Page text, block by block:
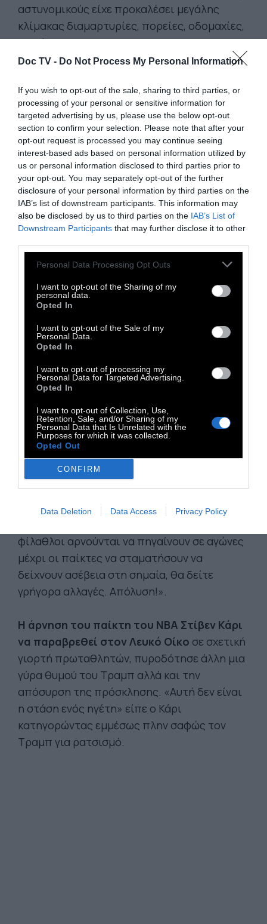
Doc TV - Do Not Process My Personal Information
If you wish to opt-out of the sale, sharing to third parties, or
processing of your personal or sensitive information for
targeted advertising by us, please use the below opt-out
section to confirm your selection. Please note that after your
opt-out request is processed you may continue seeing
interest-based ads based on personal information utilized by
us or personal information disclosed to third parties prior to
your opt-out. You may separately opt-out of the further
disclosure of your personal information by third parties on the
IAB’s list of downstream participants. This information may
also be disclosed by us to third parties on the IAB’s List of
Downstream Participants that may further disclose it to other
Personal Data Processing Opt Outs
I want to opt-out of the Sharing of my
personal data.
Opted In
I want to opt-out of the Sale of my
Personal Data.
Opted In
I want to opt-out of processing my
Personal Data for Targeted Advertising.
Opted In
I want to opt-out of Collection, Use,
Retention, Sale, and/or Sharing of my
Personal Data that Is Unrelated with the
Purposes for which it was collected.
Opted Out
CONFIRM
Data Deletion Data Access Privacy Policy
αστυνομικούς είχε προκαλέσει μεγάλης
κλίμακας διαμαρτυρίες, πορείες, οδομαχίες,
εξεγέρσεις.
ξεκίνησε μια μοναχική Οδύσσεια για τον
Κόλιν Κόπερνικο οποίος βρέθηκε χωρίς
ομάδα και «κατατρεγμένος» για ένα χρόνο. Ο
πλανητάρχης δήλωσε πως η πράξη του θα
έπρεπε να κάνει τον ιδιοκτήτη μιας ομάδας
να τον απολύσει: «Δεν θα σας άρεσε να
βλέπατε έναν ιδιοκτήτη ομάδας να πει
“διώξτε αυτόν τον γιό σκύλας;”. Απολύστε
τον!» Η μητέρα του παίκτη απάντησε: «Είμαι
η περήφανη μητέρα του γιού της σκυλας»! Ο
Στίβι Γουόντερ γονάτισε κι εκείνος,
Η κατάσταση έχει εξελιχθεί σε μια
χιονοστιβάδα αντιδημοτικότητας για τον
Ντόναλντ Τραμπ
που ζήτησε από τον κόσμο
φίλαθλοι αρνούνται να πηγαίνουν σε αγώνες
μέχρι οι παίκτες να σταματήσουν να
δείχνουν ασέβεια στη σημαία, θα δείτε
γρήγορα αλλαγές. Απόλυση!».
Η άρνηση του παίκτη του NBA Στίβεν Κάρι
να παραβρεθεί στον Λευκό Οίκο σε σχετική
γιορτή πρωταθλητών, πυροδότησε άλλη μια
γύρα θυμού του Τραμπ αλλά και την
απόσυρση της πρόσκλησης. «Αυτή δεν είναι
η στάση ενός ηγέτη» είπε ο Κάρι
κατηγορώντας εμμέσως πλην σαφώς τον
Τραμπ για ρατσισμό.